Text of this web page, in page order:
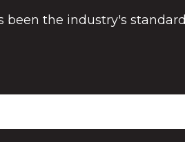
the industry's standard